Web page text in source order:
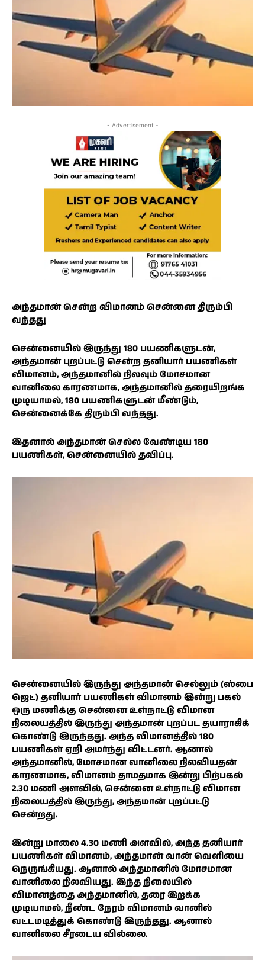
- Advertisement -
அந்தமான் சென்ற விமானம் சென்னை திரும்பி
வந்தது
சென்னையில் இருந்து 180 பயணிகளுடன்,
அந்தமான் புறப்பட்டு சென்ற தனியார் பயணிகள்
விமானம், அந்தமானில் நிலவும் மோசமான
வானிலை காரணமாக, அந்தமானில் தரையிறங்க
முடியாமல், 180 பயணிகளுடன் மீண்டும்,
சென்னைக்கே திரும்பி வந்தது.
இதனால் அந்தமான் செல்ல வேண்டிய 180
பயணிகள், சென்னையில் தவிப்பு.
சென்னையில் இருந்து அந்தமான் செல்லும் (ஸ்பை
ஜெட்) தனியார் பயணிகள் விமானம் இன்று பகல்
ஒரு மணிக்கு சென்னை உள்நாட்டு விமான
நிலையத்தில் இருந்து அந்தமான் புறப்பட தயாராகிக்
கொண்டு இருந்தது. அந்த விமானத்தில் 180
பயணிகள் ஏறி அமர்ந்து விட்டனர். ஆனால்
அந்தமானில், மோசமான வானிலை நிலவியதன்
காரணமாக, விமானம் தாமதமாக இன்று பிற்பகல்
2.30 மணி அளவில், சென்னை உள்நாட்டு விமான
நிலையத்தில் இருந்து, அந்தமான் புறப்பட்டு
சென்றது.
இன்று மாலை 4.30 மணி அளவில், அந்த தனியார்
பயணிகள் விமானம், அந்தமான் வான் வெளியை
நெருங்கியது. ஆனால் அந்தமானில் மோசமான
வானிலை நிலவியது. இந்த நிலையில்
விமானத்தை அந்தமானில், தரை இறக்க
முடியாமல், நீண்ட நேரம் விமானம் வானில்
வட்டமடித்துக் கொண்டு இருந்தது. ஆனால்
வானிலை சீரடைய வில்லை.